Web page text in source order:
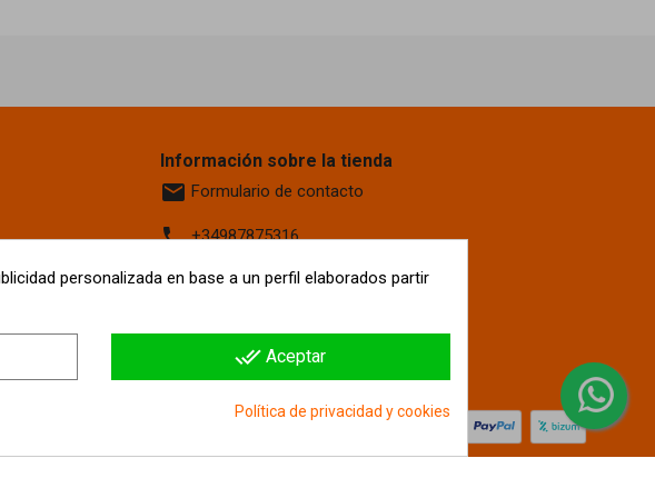
Información sobre la tienda
email Formulario de contacto
phone+34987875316
location_on Calle La Fontanilla, 6
personalizada en base a un perfil elaborados partir
done_all Aceptar
Política de privacidad y cookies